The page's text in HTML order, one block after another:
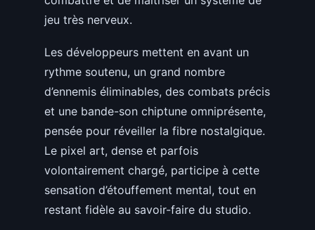
jeu très nerveux.
Les développeurs mettent en avant un
rythme soutenu, un grand nombre
d’ennemis éliminables, des combats précis
et une bande-son chiptune omniprésente,
pensée pour réveiller la fibre nostalgique.
Le pixel art, dense et parfois
volontairement chargé, participe à cette
sensation d’étouffement mental, tout en
restant fidèle au savoir-faire du studio.